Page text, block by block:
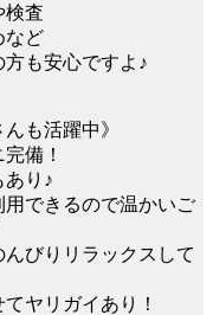
検査
など
も安心ですよ♪
も活躍中》
備！
あり♪
できるので温かいご
びりリラックスして
ヤリガイあり！